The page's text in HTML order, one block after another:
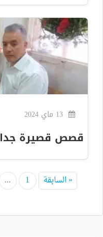
قصص قصيرة جدا
« السابقة 1
...